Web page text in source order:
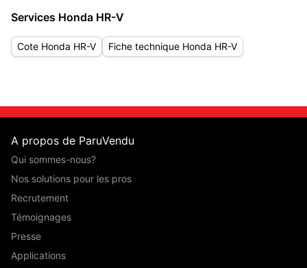
Services Honda HR-V
Cote Honda HR-V Fiche technique Honda HR-V
A propos de ParuVendu
Qui sommes-nous?
Nos solutions pour les pros
Recrutement
Témoignages
Presse
Applications